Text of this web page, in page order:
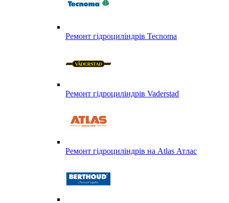
Ремонт гідроциліндрів Tecnoma
Ремонт гідроциліндрів Vaderstad
Ремонт гідроциліндрів на Atlas Атлас